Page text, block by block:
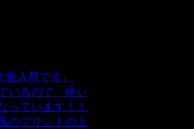
入荷です。
いるので、使い
っています！！
のプリントの上